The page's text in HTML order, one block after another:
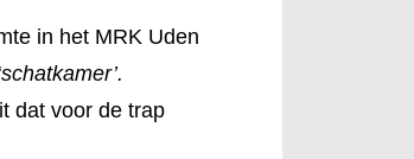
in het MRK Uden
dat voor de trap